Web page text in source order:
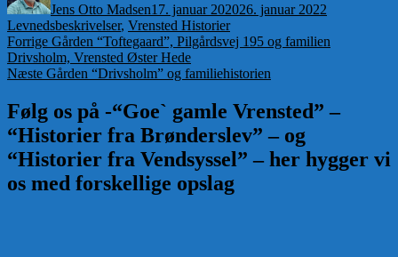
Jens Otto Madsen17. januar 202026. januar 2022
Levnedsbeskrivelser, Vrensted Historier
Indlægsnavigation
Forrige Forrige
indlæg:
Gården “Toftegaard”, Pilgårdsvej 195 og familien
Drivsholm, Vrensted Øster Hede
Næste Næste
Gården “Drivsholm” og familiehistorien
Følg os på -“Goe` gamle Vrensted” –
“Historier fra Brønderslev” – og
“Historier fra Vendsyssel” – her hygger vi
os med forskellige opslag